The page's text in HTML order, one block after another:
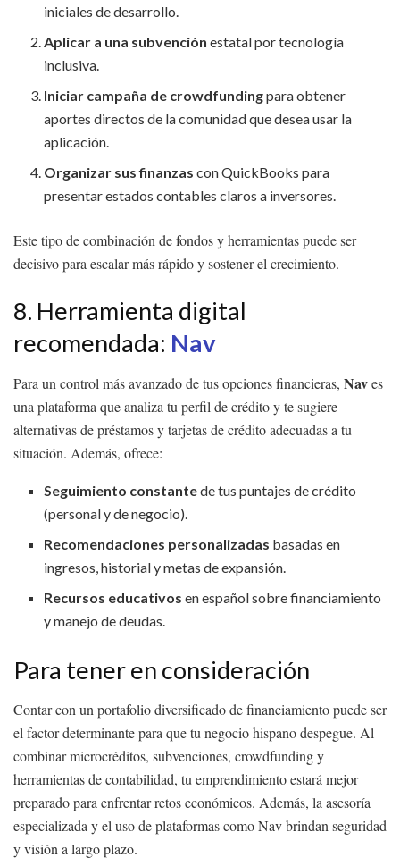
iniciales de desarrollo.
Aplicar a una subvención estatal por tecnología
inclusiva.
Iniciar campaña de crowdfundingpara obtener
aportes directos de la comunidad que desea usar la
aplicación.
Organizar sus finanzas con QuickBooks para
presentar estados contables claros a inversores.
Este tipo de combinación de fondos y herramientas puede ser
decisivo para escalar más rápido y sostener el crecimiento.
8. Herramienta digital
recomendada: Nav
Para un control más avanzado de tus opciones financieras, Naves
una plataforma que analiza tu perfil de crédito y te sugiere
alternativas de préstamos y tarjetas de crédito adecuadas a tu
situación. Además, ofrece:
Seguimiento constantede tus puntajes de crédito
(personal y de negocio).
Recomendaciones personalizadas basadas en
ingresos, historial y metas de expansión.
Recursos educativos en español sobre financiamiento
y manejo de deudas.
Para tener en consideración
Contar con un portafolio diversificado de financiamiento puede ser
el factor determinante para que tu negocio hispano despegue. Al
combinar microcréditos, subvenciones, crowdfunding y
herramientas de contabilidad, tu emprendimiento estará mejor
preparado para enfrentar retos económicos. Además, la asesoría
especializada y el uso de plataformas como Nav brindan seguridad
y visión a largo plazo.